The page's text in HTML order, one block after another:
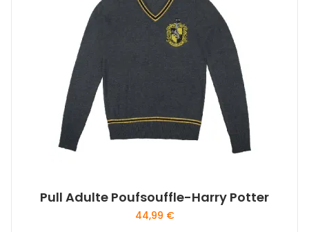
Pull Adulte Poufsouffle-Harry Potter
44,99 €